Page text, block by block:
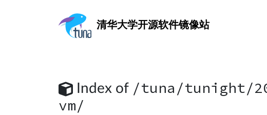
清华大学开源软件镜像站
Index of /tuna/tunight/
vm/